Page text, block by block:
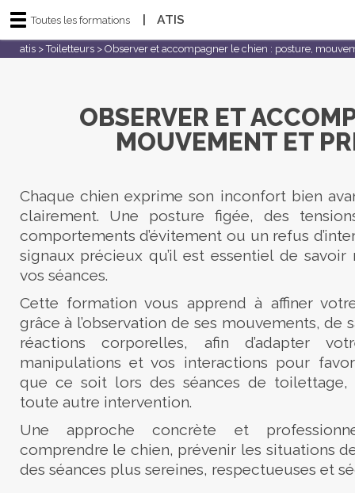
Toutes les formations | ATIS
atis>Toiletteurs > Observer et accompagner le chien : posture,
OBSERVER ET
MOUVEMENT ET
Chaque chien exprime son inconfort bien
clairement. Une posture figée, des
comportements d’évitement ou un refus
signaux précieux qu’il est essentiel de
vos séances.
Cette formation vous apprend à affiner
grâce à l’observation de ses mouvements, de
réactions corporelles, afin d’adapter
manipulations et vos interactions pour
que ce soit lors des séances de toilettage,
toute autre intervention.
Une approche concrète et
comprendre le chien, prévenir les situations
des séances plus sereines, respectueuses et